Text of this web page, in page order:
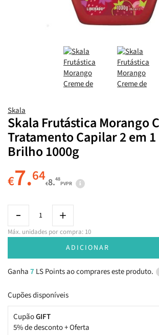
Skala
Skala Frutástica Morango
Tratamento Capilar 2 em
Brilho 1000g
€7.64€8.48
PVPR
Máx. unidades por compra: 10
ADICIONAR
Ganha7 LS Points ao comprares este produto.
Cupões disponíveis
CupãoGIFT
5% de desconto + Oferta